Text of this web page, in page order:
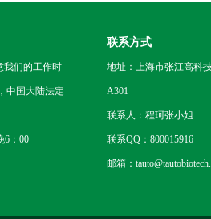
我们的工作时
中国大陆法定
6：00
联系方式
地址：上海市张江高科
A301
联系人：程珂张小姐
联系QQ：800015916
邮箱：